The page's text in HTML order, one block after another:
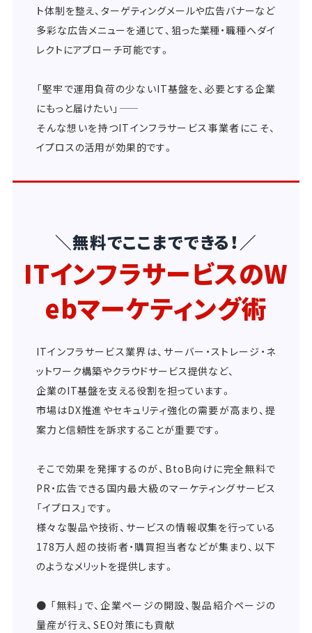
ト体制を整え、ターゲティングメールや広告バナーなど
多彩な広告メニューを通じて、狙った業種・職種へダイ
レクトにアプローチ可能です。
「堅牢で運用負荷の少ないIT基盤を、必要とする企業
にもっと届けたい」――
そんな想いを持つITインフラサービス事業者にこそ、
イプロスの活用が効果的です。
＼無料でここまでできる！／
ITインフラサービスのW
ebマーケティング術
ITインフラサービス業界は、サーバー・ストレージ・ネ
ットワーク構築やクラウドサービス提供など、
企業のIT基盤を支える役割を担っています。
市場はDX推進やセキュリティ強化の需要が高まり、提
案力と信頼性を訴求することが重要です。
そこで効果を発揮するのが、BtoB向けに完全無料で
PR・広告できる国内最大級のマーケティングサービス
「イプロス」です。
様々な製品や技術、サービスの情報収集を行っている
178万人超の技術者・購買担当者などが集まり、以下
のようなメリットを提供します。
● 「無料」で、企業ページの開設、製品紹介ページの
量産が行え、SEO対策にも貢献